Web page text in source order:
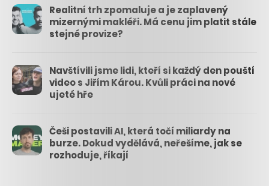
Realitní trh zpomaluje a je zaplavený
mizernými makléři. Má cenu jim platit stále
stejné provize?
Navštívili jsme lidi, kteří si každý den pouští
video s Jiřím Károu. Kvůli práci na nové
ujeté hře
Češi postavili AI, která točí miliardy na
burze. Dokud vydělává, neřešíme, jak se
rozhoduje, říkají